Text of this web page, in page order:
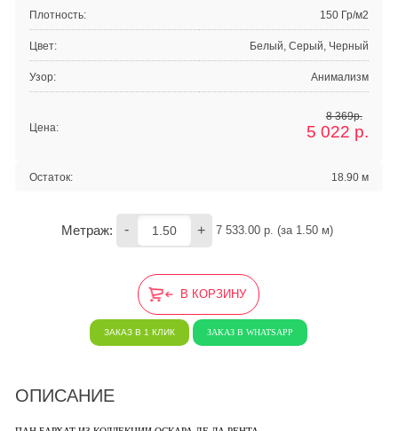
Плотность: 150 Гр/м2
Цвет: Белый, Серый, Черный
Узор: Анимализм
Цена:
8 369р.
5 022 р.
Остаток: 18.90 м
Метраж: - + 7 533.00 р. (за 1.50 м)
В КОРЗИНУ
ЗАКАЗ В 1 КЛИК ЗАКАЗ В WHATSAPP
ОПИСАНИЕ